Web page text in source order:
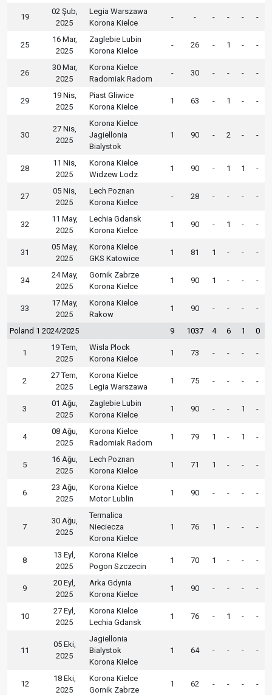
19
02 Şub,
2025
Legia Warszawa
Korona Kielce
- - - - - -
25
16 Mar,
2025
Zaglebie Lubin
Korona Kielce
- 26 - 1 - -
26
30 Mar,
2025
Korona Kielce
Radomiak Radom
- 30 - - - -
29
19 Nis,
2025
Piast Gliwice
Korona Kielce
1 63 - 1 - -
30
27 Nis,
2025
Korona Kielce
Jagiellonia
Bialystok
1 90 - 2 - -
28
11 Nis,
2025
Korona Kielce
Widzew Lodz
1 90 - 1 1 -
27
05 Nis,
2025
Lech Poznan
Korona Kielce
- 28 - - - -
32
11 May,
2025
Lechia Gdansk
Korona Kielce
1 90 - 1 - -
31
05 May,
2025
Korona Kielce
GKS Katowice
1 81 1 - - -
34
24 May,
2025
Gornik Zabrze
Korona Kielce
1 90 1 - - -
33
17 May,
2025
Korona Kielce
Rakow
1 90 - - - -
Poland 1 2024/2025 9 1037 4 6 1 0
1
19 Tem,
2025
Wisla Plock
Korona Kielce
1 73 - - - -
2
27 Tem,
2025
Korona Kielce
Legia Warszawa
1 75 - - - -
3
01 Ağu,
2025
Zaglebie Lubin
Korona Kielce
1 90 - - 1 -
4
08 Ağu,
2025
Korona Kielce
Radomiak Radom
1 79 1 - 1 -
5
16 Ağu,
2025
Lech Poznan
Korona Kielce
1 71 1 - - -
6
23 Ağu,
2025
Korona Kielce
Motor Lublin
1 90 - - - -
7
30 Ağu,
2025
Termalica
Nieciecza
Korona Kielce
1 76 1 - - -
8
13 Eyl,
2025
Korona Kielce
Pogon Szczecin
1 70 1 - - -
9
20 Eyl,
2025
Arka Gdynia
Korona Kielce
1 90 - - - -
10
27 Eyl,
2025
Korona Kielce
Lechia Gdansk
1 76 - 1 - -
11
05 Eki,
2025
Jagiellonia
Bialystok
Korona Kielce
1 64 - - - -
12
18 Eki,
2025
Korona Kielce
Gornik Zabrze
1 62 - - - -